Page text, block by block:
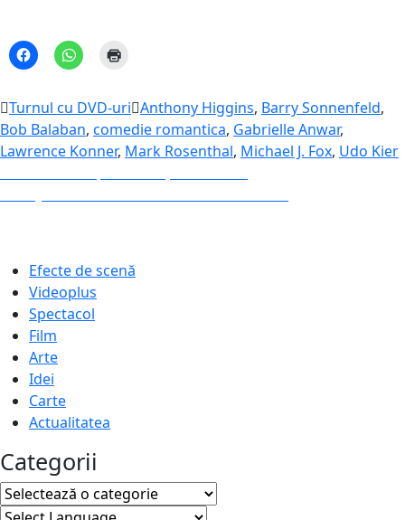
Turnul cu DVD-uri Anthony Higgins, Barry Sonnenfeld,
Bob Balaban, comedie romantica, Gabrielle Anwar,
Lawrence Konner, Mark Rosenthal, Michael J. Fox, Udo Kier
Navigare
în
Efecte de scenă
Videoplus
Spectacol
Film
Arte
Idei
Carte
Actualitatea
Categorii
Categorii